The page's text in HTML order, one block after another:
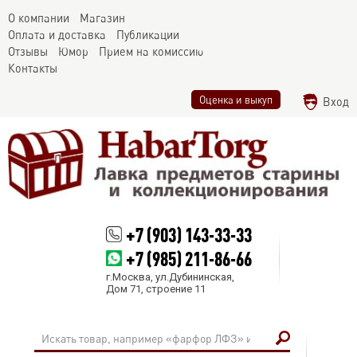
О компании
Магазин
Оплата и доставка
Публикации
Отзывы
Юмор
Прием на комиссию
Контакты
Оценка и выкуп Вход
+7 (903) 143-33-33
+7 (985) 211-86-66
г.Москва, ул.Дубининская,
Дом 71, строение 11